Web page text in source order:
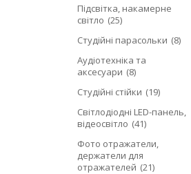
Підсвітка, накамерне
світло 25
Студійні парасольки
8
Аудіотехніка та
аксесуари
8
Студійні стійки
19
Світлодіодні LED-панель,
відеосвітло 41
Фото отражатели,
держатели для
отражателей 21